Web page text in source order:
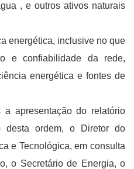
, e outros ativos naturais
energética, inclusive no que
e confiabilidade da rede,
energética e fontes de
apresentação do relatório
desta ordem, o Diretor do
e Tecnológica, em consulta
o Secretário de Energia, o